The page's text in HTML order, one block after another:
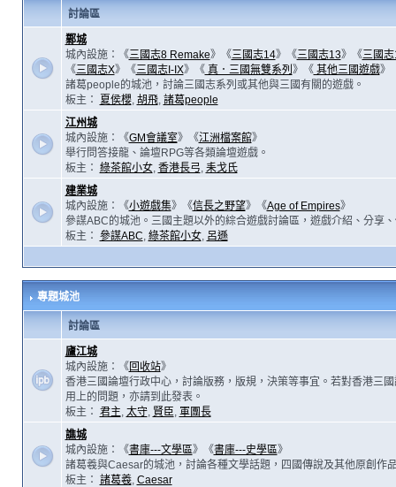
討論區
鄴城
城內設施：《三國志8 Remake》《三國志14》《三國志13》《三國
《三國志X》《三國志I-IX》《真．三國無雙系列 》《其他三國遊戲》
諸葛people的城池，討論三國志系列或其他與三國有關的遊戲。
板主：
夏侯櫻, 胡飛, 諸葛people
江州城
城內設施：《GM會議室》《江洲檔案館》
舉行問答接龍、論壇RPG等各類論壇遊戲。
板主： 綠茶館小女, 香港長弓, 耒戈氏
建業城
城內設施：《小遊戲集》《信長之野望》《Age of Empires》
參謀ABC的城池。三國主題以外的綜合遊戲討論區，遊戲介紹、分享
板主： 參謀ABC, 綠茶館小女, 呂遜
專題城池
討論區
廬江城
城內設施：《回收站》
香港三國論壇行政中心，討論版務，版規，決策等事宜。若對香港三
用上的問題，亦請到此發表。
板主： 君主, 太守, 賢臣, 軍團長
譙城
城內設施：《書庫---文學區》《書庫---史學區》
諸葛羲與Caesar的城池，討論各種文學話題，四國傳說及其他原創作
板主： 諸葛羲, Caesar